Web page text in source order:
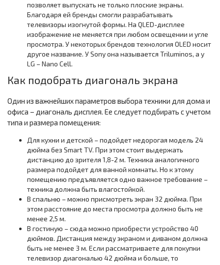
позволяет выпускать не только плоские экраны.
Благодаря ей бренды смогли разрабатывать
телевизоры изогнутой формы. На QLED-дисплее
изображение не меняется при любом освещении и угле
просмотра. У некоторых брендов технология OLED носит
другое название. У Sony она называется Triluminos, а у
LG – Nano Cell.
Как подобрать диагональ экрана
Один из важнейших параметров выбора техники для дома и
офиса – диагональ дисплея. Ее следует подбирать с учетом
типа и размера помещения:
Для кухни и детской – подойдет недорогая модель 24
дюйма без Smart TV. При этом стоит выдержать
дистанцию до зрителя 1,8-2 м. Техника аналогичного
размера подойдет для ванной комнаты. Но к этому
помещению предъявляется одно важное требование –
техника должна быть влагостойкой.
В спальню – можно присмотреть экран 32 дюйма. При
этом расстояние до места просмотра должно быть не
менее 2,5 м.
В гостиную – сюда можно приобрести устройство 40
дюймов. Дистанция между экраном и диваном должна
быть не менее 3 м. Если рассматриваете для покупки
телевизор диагональю 42 дюйма и больше, то